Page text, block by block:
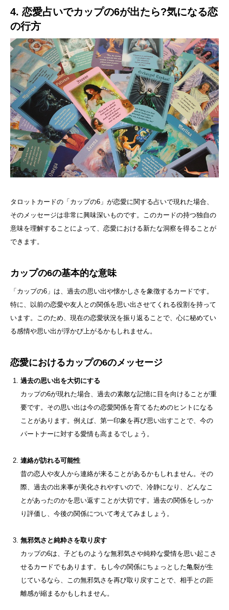
4. 恋愛占いでカップの6が出たら?気になる恋
の行方
タロットカードの「カップの6」が恋愛に関する占いで現れた場合、
そのメッセージは非常に興味深いものです。このカードの持つ独自の
意味を理解することによって、恋愛における新たな洞察を得ることが
できます。
カップの6の基本的な意味
「カップの6」は、過去の思い出や懐かしさを象徴するカードです。
特に、以前の恋愛や友人との関係を思い出させてくれる役割を持って
います。このため、現在の恋愛状況を振り返ることで、心に秘めてい
る感情や思い出が浮かび上がるかもしれません。
恋愛におけるカップの6のメッセージ
過去の思い出を大切にする
カップの6が現れた場合、過去の素敵な記憶に目を向けることが重
要です。その思い出は今の恋愛関係を育てるためのヒントになる
ことがあります。例えば、第一印象を再び思い出すことで、今の
パートナーに対する愛情も高まるでしょう。
連絡が訪れる可能性
昔の恋人や友人から連絡が来ることがあるかもしれません。その
際、過去の出来事が美化されやすいので、冷静になり、どんなこ
とがあったのかを思い返すことが大切です。過去の関係をしっか
り評価し、今後の関係について考えてみましょう。
無邪気さと純粋さを取り戻す
カップの6は、子どものような無邪気さや純粋な愛情を思い起こさ
せるカードでもあります。もし今の関係にちょっとした亀裂が生
じているなら、この無邪気さを再び取り戻すことで、相手との距
離感が縮まるかもしれません。